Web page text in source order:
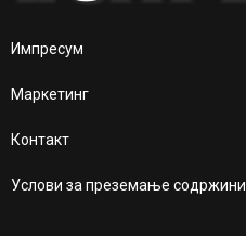
Импресум
Маркетинг
Контакт
Услови за преземање содржини